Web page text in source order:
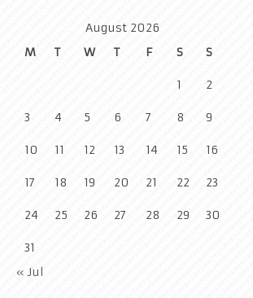
August 2026
M
T W T F S S
1 2
3 4 5 6 7 8 9
10 11 12 13 14 15 16
17 18 19 20 21 22 23
24 25 26 27 28 29 30
31
« Jul